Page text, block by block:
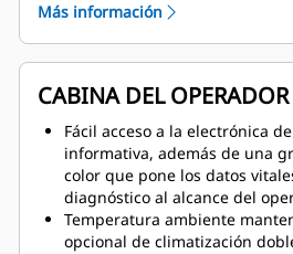
emergencia situada en las
cabina.
Reparaciones más seguras
interruptores de arranque y
batería con cerradura,
mejorados de los conductos
eléctricos, tapas de alivio de
protectoras en todas las
Excelente visibilidad,
opcional de dos cámaras y las
servicio LED de alta
Más información
CABINA DEL OPERADOR
Fácil acceso a la electrónica
informativa, además de una
color que pone los datos
diagnóstico al alcance del
Temperatura ambiente
opcional de climatización